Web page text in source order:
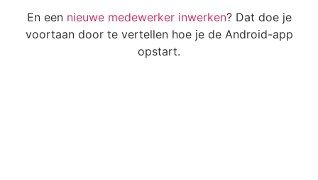
En een nieuwe medewerker inwerken? Dat doe je
voortaan door te vertellen hoe je de Android-app
opstart.